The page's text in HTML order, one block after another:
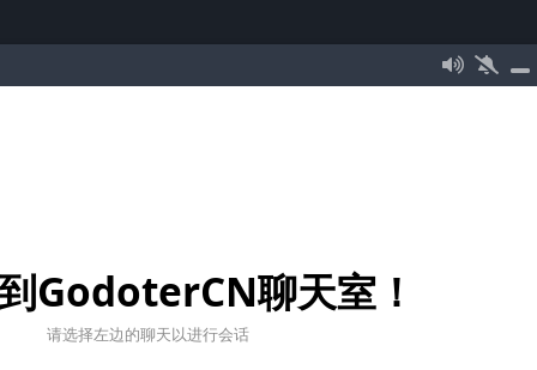
GodoterCN聊天室！
请选择左边的聊天以进行会话